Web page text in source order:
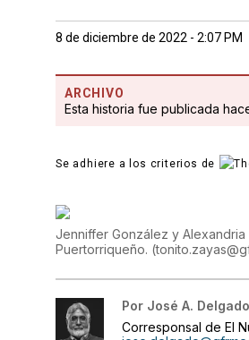
8 de diciembre de 2022 - 2:07 PM
ARCHIVO
Esta historia fue publicada
Se adhiere a los criterios de
Jenniffer González y
Puertorriqueño. (
Por José A. Delgado
Corresponsal de El